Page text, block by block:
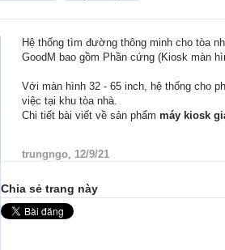
Hệ thống tìm đường thông minh cho tòa
GoodM bao gồm Phần cứng (Kiosk màn
Với màn hình 32 - 65 inch, hệ thống cho
việc tại khu tòa nhà.
Chi tiết bài viết về sản phẩm máy kiosk
trungngo, 12/9/21
Chia sẻ trang này